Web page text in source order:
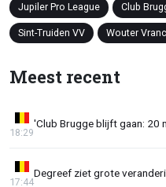
Jupiler Pro League Club
Sint-Truiden VV Wouter
Meest recent
'Club Brugge blijft gaan: 20
18:29
Degreef ziet grote
17:44